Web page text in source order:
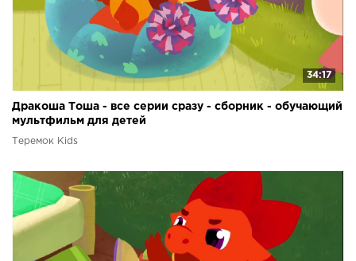
34:17
Дракоша Тоша - все серии сразу - сборник - обучающий
мультфильм для детей
Теремок Kids